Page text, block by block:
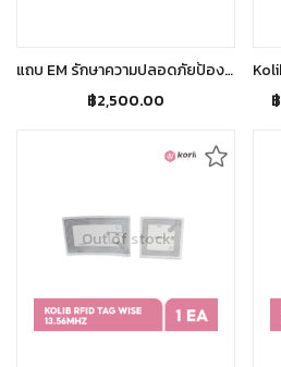
แถบ EM รักษาความปลอดภัยป้องกันทรัพยากรหนังสือสูญหาย
฿2,500.00
฿
Out of stock